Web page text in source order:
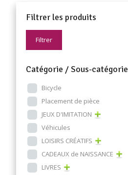
Filtrer les produits
Filtrer
Catégorie / Sous-catégorie
Bicycle
Placement de pièce
JEUX D'IMITATION
Véhicules
LOISIRS CRÉATIFS
CADEAUX de NAISSANCE
LIVRES